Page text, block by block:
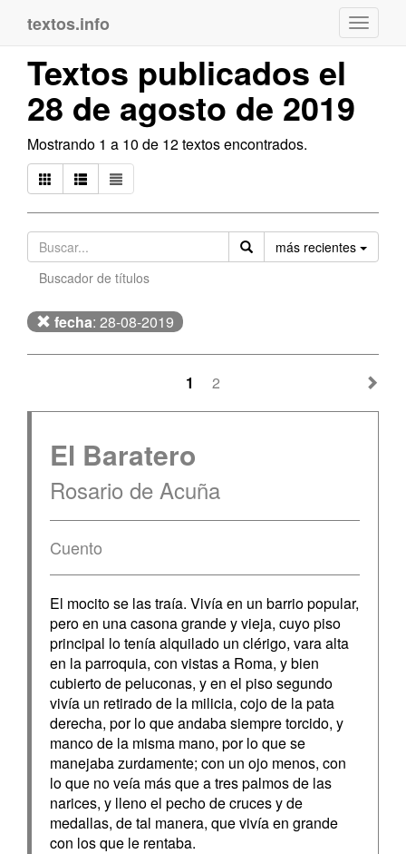
textos.info
Textos publicados el
28 de agosto de 2019
Mostrando 1 a 10 de 12 textos encontrados.
más recientes
Buscador de títulos
fecha: 28-08-2019
1 2
El Baratero
Rosario de Acuña
Cuento
El mocito se las traía. Vivía en un barrio popular,
pero en una casona grande y vieja, cuyo piso
principal lo tenía alquilado un clérigo, vara alta
en la parroquia, con vistas a Roma, y bien
cubierto de peluconas, y en el piso segundo
vivía un retirado de la milicia, cojo de la pata
derecha, por lo que andaba siempre torcido, y
manco de la misma mano, por lo que se
manejaba zurdamente; con un ojo menos, con
lo que no veía más que a tres palmos de las
narices, y lleno el pecho de cruces y de
medallas, de tal manera, que vivía en grande
con los que le rentaba.